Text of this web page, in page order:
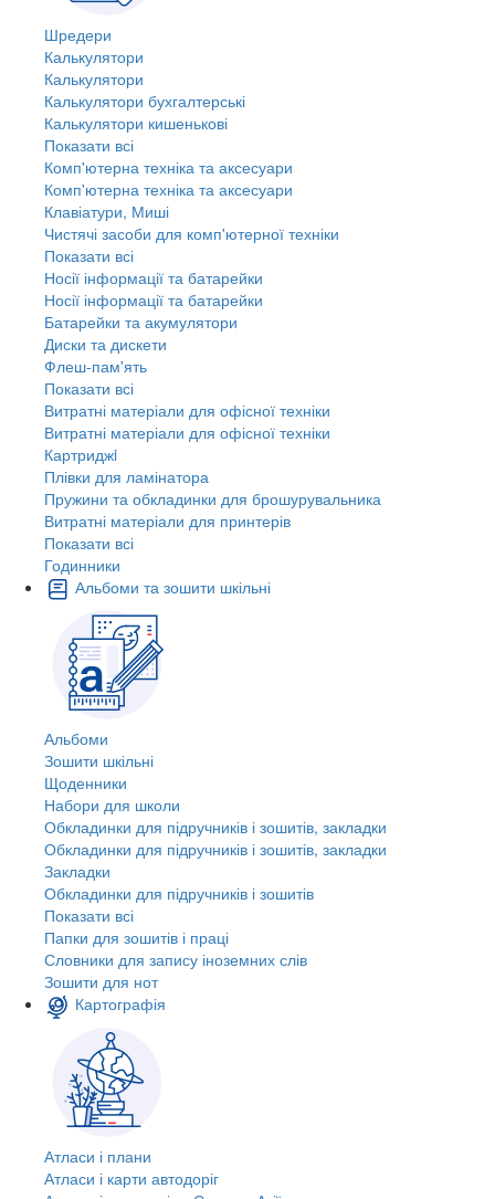
Шредери
Калькулятори
Калькулятори
Калькулятори бухгалтерські
Калькулятори кишенькові
Показати всі
Комп'ютерна техніка та аксесуари
Комп'ютерна техніка та аксесуари
Клавіатури, Миші
Чистячі засоби для комп'ютерної техніки
Показати всі
Носії інформації та батарейки
Носії інформації та батарейки
Батарейки та акумулятори
Диски та дискети
Флеш-пам'ять
Показати всі
Витратні матеріали для офісної техніки
Витратні матеріали для офісної техніки
Картриджi
Плівки для ламінатора
Пружини та обкладинки для брошурувальника
Витратні матеріали для принтерів
Показати всі
Годинники
Альбоми та зошити шкільні
Альбоми
Зошити шкільні
Щоденники
Набори для школи
Обкладинки для підручників і зошитів, закладки
Обкладинки для підручників і зошитів, закладки
Закладки
Обкладинки для підручників і зошитів
Показати всі
Папки для зошитів і праці
Словники для запису іноземних слів
Зошити для нот
Картографія
Атласи і плани
Атласи і карти автодоріг